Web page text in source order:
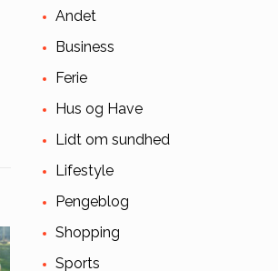
Andet
Business
Ferie
Hus og Have
Lidt om sundhed
Lifestyle
Pengeblog
Shopping
Sports